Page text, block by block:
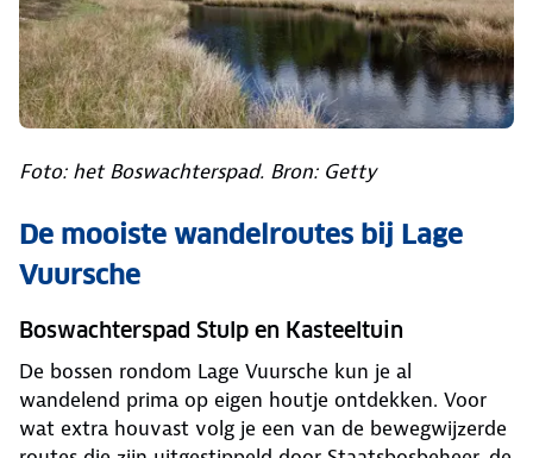
Foto: het Boswachterspad. Bron: Getty
De mooiste wandelroutes bij Lage
Vuursche
Boswachterspad Stulp en Kasteeltuin
De bossen rondom Lage Vuursche kun je al
wandelend prima op eigen houtje ontdekken. Voor
wat extra houvast volg je een van de bewegwijzerde